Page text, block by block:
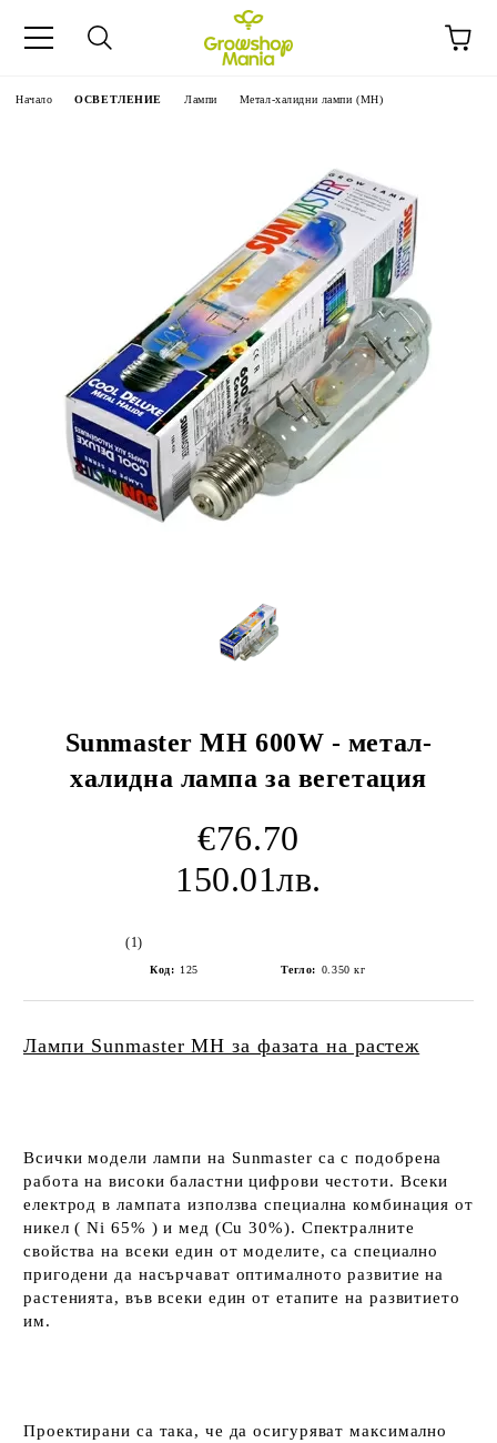
Начало ОСВЕТЛЕНИЕ Лампи Метал-халидни лампи (MH)
Sunmaster MH 600W - метал-
халидна лампа за вегетация
€76.70
150.01лв.
(1)
Код: 125 Тегло: 0.350 кг
Лампи Sunmaster MH за фазата на растеж
Всички модели лампи на Sunmaster са с подобрена
работа на високи баластни цифрови честоти. Всеки
електрод в лампата използваспециална комбинация от
никел ( Ni 65% ) и мед (Cu 30%). Спектралните
свойства на всеки един от моделите, са специално
пригодени да насърчават оптималното развитие на
растенията, във всеки един от етапите на развитието
им.
Проектирани са така, че да осигуряват максимално